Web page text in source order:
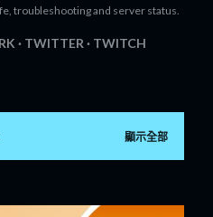
troubleshooting and server status.
TWITTER TWITCH
顯示全部